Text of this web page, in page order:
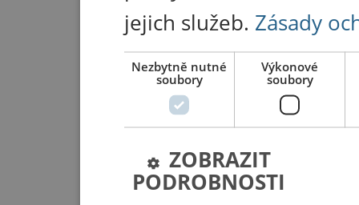
jejich služeb. Zásady
Nezbytně nutné
soubory
Výkonové
soubory
ZOBRAZIT
PODROBNOSTI